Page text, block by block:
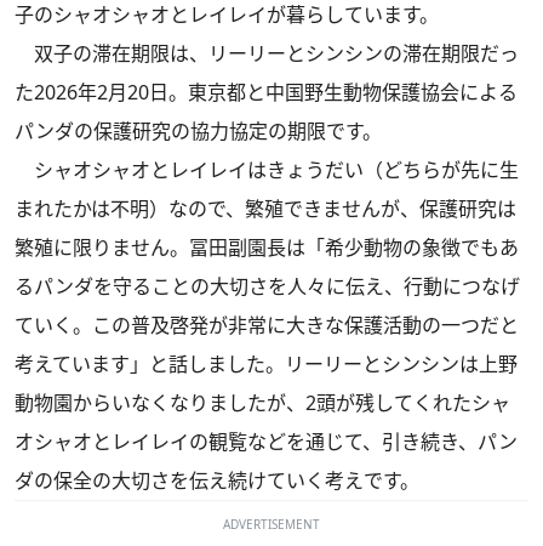
子のシャオシャオとレイレイが暮らしています。
双子の滞在期限は、リーリーとシンシンの滞在期限だっ
た2026年2月20日。東京都と中国野生動物保護協会による
パンダの保護研究の協力協定の期限です。
シャオシャオとレイレイはきょうだい（どちらが先に生
まれたかは不明）なので、繁殖できませんが、保護研究は
繁殖に限りません。冨田副園長は「希少動物の象徴でもあ
るパンダを守ることの大切さを人々に伝え、行動につなげ
ていく。この普及啓発が非常に大きな保護活動の一つだと
考えています」と話しました。リーリーとシンシンは上野
動物園からいなくなりましたが、2頭が残してくれたシャ
オシャオとレイレイの観覧などを通じて、引き続き、パン
ダの保全の大切さを伝え続けていく考えです。
ADVERTISEMENT